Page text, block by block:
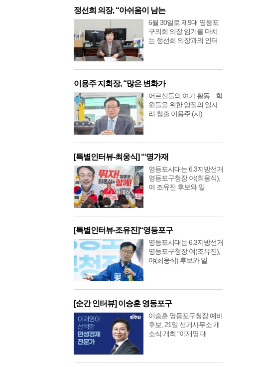
정선희 의장, “아쉬움이 남는
6월 30일로 제9대 영등포
구의회 의장 임기를 마치
는 정선희 의장과의 인터
이용주 지회장, “많은 변화가
어르신들의 여가 활동... 회
원들을 위한 양질의 일자
리 창출 이용주 (사)
[특별인터뷰-최웅식] “‘명가재
영등포시대는 6.3지방선거
영등포구청장 야(최웅식),
여 조유진 후보와 일
[특별인터뷰-조유진]“영등포구
영등포시대는 6.3지방선거
영등포구청장 여(조유진),
야(최웅식) 후보와 일
[순간 인터뷰] 이승훈 영등포구
이승훈 영등포구청장 예비
후보, 21일 선거사무소 개
소식 개최 “이재명 대